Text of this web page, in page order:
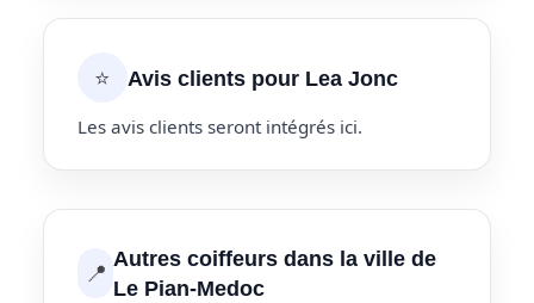
⭐ Avis clients pour Lea Jonc
Les avis clients seront intégrés ici.
📍 Autres coiffeurs dans la ville de
Le Pian-Medoc